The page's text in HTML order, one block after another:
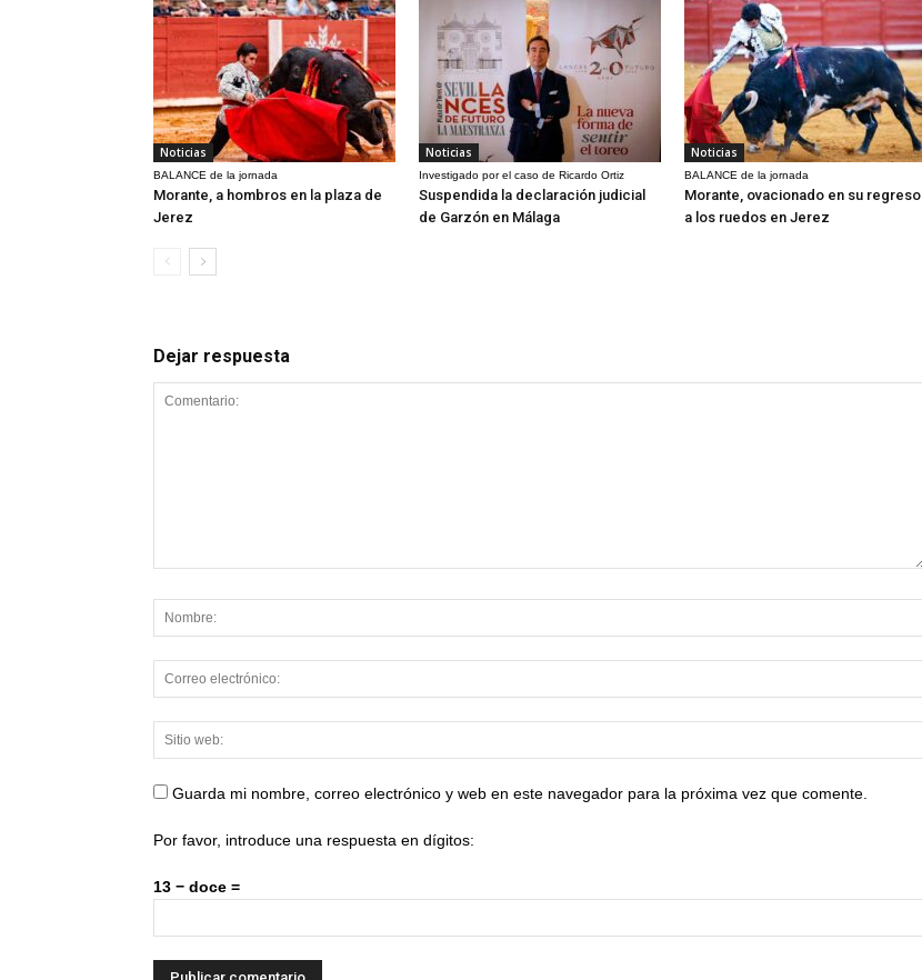
Noticias
BALANCE de la jornada
Morante, a hombros en la plaza de
Jerez
Noticias
Investigado por el caso de Ricardo Ortiz
Suspendida la declaración judicial
de Garzón en Málaga
Noticias
BALANCE de la jornada
Morante, ovacionado en su regreso
a los ruedos en Jerez
Dejar respuesta
Guarda mi nombre, correo electrónico y web en este navegador para la próxima vez que comente.
Por favor, introduce una respuesta en dígitos:
13 − doce =